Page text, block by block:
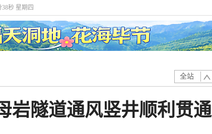
39秒 星期四
全站
岩隧道通风竖井顺利贯通